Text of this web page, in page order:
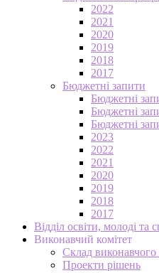
2022
2021
2020
2019
2018
2017
Бюджетні запити
Бюджетні
Бюджетні
Бюджетні
2023
2022
2021
2020
2019
2018
2017
Відділ освіти, молоді та
Виконавчий комітет
Склад виконавчого
Проекти рішень